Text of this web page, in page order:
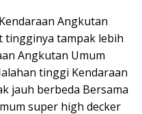
Angkutan
tingginya tampak lebih
Angkutan Umum
tinggi Kendaraan
jauh berbeda Bersama
super high decker